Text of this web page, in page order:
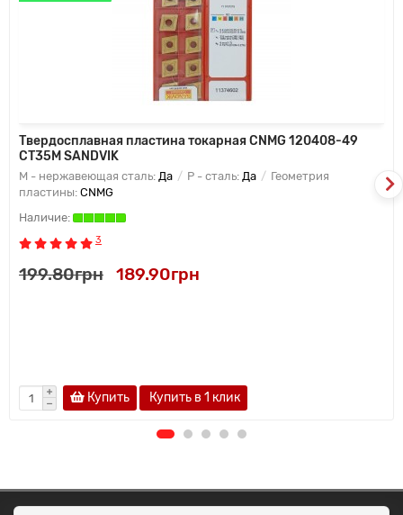
Твердосплавная пластина токарная CNMG 120408-49
CT35M SANDVIK
M - нержавеющая сталь: Да P - сталь: Да
Геометрия
пластины: CNMG
3
199.80грн 189.90грн
Купить Купить в 1 клик